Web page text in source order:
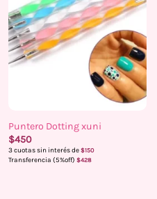
Puntero Dotting xuni
$450
3 cuotas sin interés de $150
Transferencia (5%off) $428